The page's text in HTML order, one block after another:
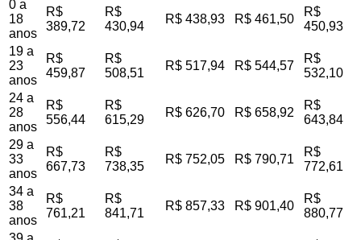
0 a
18
anos
R$
389,72
R$
430,94
R$ 438,93 R$ 461,50
R$
450,93
19 a
23
anos
R$
459,87
R$
508,51
R$ 517,94 R$ 544,57
R$
532,10
24 a
28
anos
R$
556,44
R$
615,29
R$ 626,70 R$ 658,92
R$
643,84
29 a
33
anos
R$
667,73
R$
738,35
R$ 752,05 R$ 790,71
R$
772,61
34 a
38
anos
R$
761,21
R$
841,71
R$ 857,33 R$ 901,40
R$
880,77